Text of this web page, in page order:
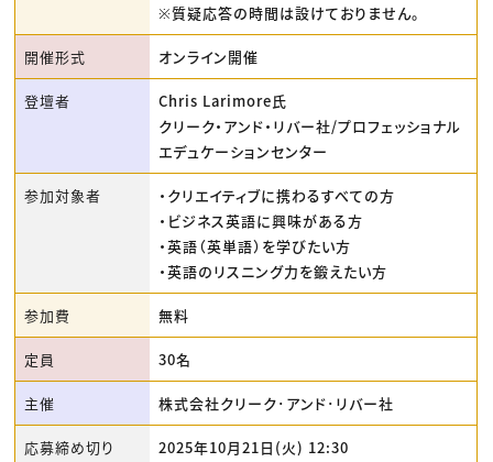
※質疑応答の時間は設けておりません。
開催形式 オンライン開催
登壇者
Chris Larimore氏
クリーク・アンド・リバー社/プロフェッショナル
エデュケーションセンター
参加対象者
・クリエイティブに携わるすべての方
・ビジネス英語に興味がある方
・英語（英単語）を学びたい方
・英語のリスニング力を鍛えたい方
参加費 無料
定員 30名
主催 株式会社クリーク･アンド･リバー社
応募締め切り 2025年10月21日(火) 12:30